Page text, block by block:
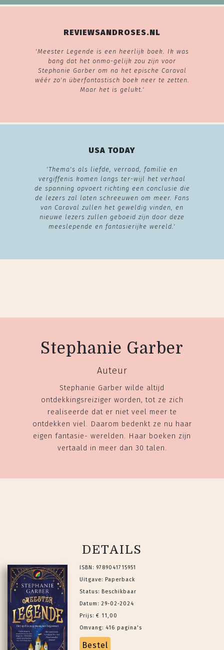
REVIEWSANDROSES.NL
'Meester Legende is een heerlijk boek. Ik was
bang dat het onmo-gelijk zou zijn voor
Stephanie Garber om na het epische Caraval
wéér zo'n überfantastisch boek neer te zetten.
Maar het is gelukt.'
USA TODAY
'Thema's als liefde, verraad, familie en
vergiffenis komen langs ter-wijl het verhaal
de spanning opvoert richting een conclusie die
de lezers zal laten schreeuwen om meer. Fans
van Caraval zullen het geweldig vinden, en
nieuwe lezers zullen geboeid zijn door deze
meeslepende en fantasierijke wereld.'
Stephanie Garber
Auteur
Stephanie Garber wilde altijd
ontdekkingsreiziger worden, tot ze zich
realiseerde dat er niet veel meer te
ontdekken viel. Daarom bedenkt ze nu haar
eigen fantasie- werelden. Haar boeken zijn
vertaald in meer dan 30 talen.
DETAILS
ISBN: 9789041715951
Uitgave: Paperback
Status: Beschikbaar
Datum: 29-02-2024
Prijs: € 11,00
Omvang: 416 pagina's
Bestel